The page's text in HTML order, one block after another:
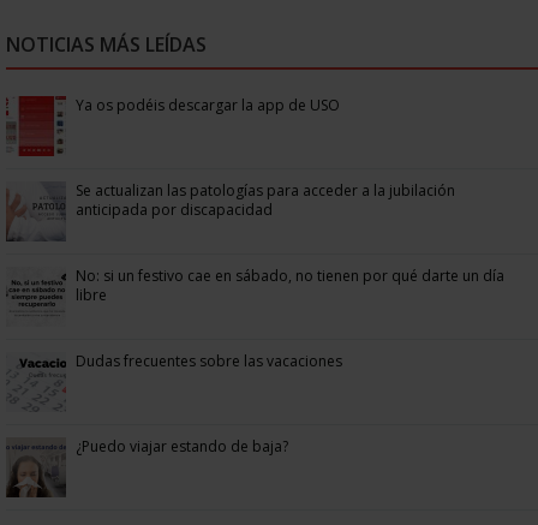
NOTICIAS MÁS LEÍDAS
Ya os podéis descargar la app de USO
Se actualizan las patologías para acceder a la jubilación
anticipada por discapacidad
No: si un festivo cae en sábado, no tienen por qué darte un día
libre
Dudas frecuentes sobre las vacaciones
¿Puedo viajar estando de baja?